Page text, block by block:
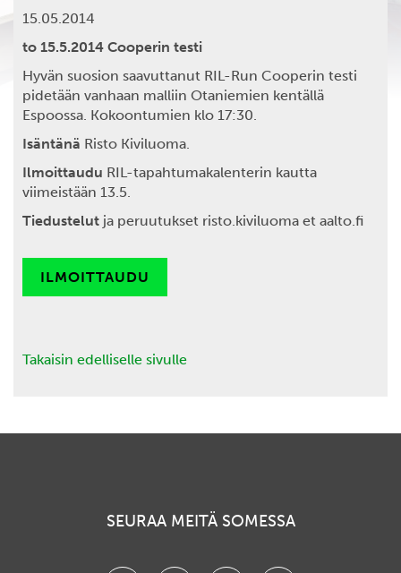
15.05.2014
to 15.5.2014 Cooperin testi
Hyvän suosion saavuttanut RIL-Run Cooperin testi
pidetään vanhaan malliin Otaniemien kentällä
Espoossa. Kokoontumien klo 17:30.
Isäntänä Risto Kiviluoma.
Ilmoittaudu RIL-tapahtumakalenterin kautta
viimeistään 13.5.
Tiedustelut ja peruutukset risto.kiviluoma et aalto.fi
ILMOITTAUDU
Takaisin edelliselle sivulle
SEURAA MEITÄ SOMESSA